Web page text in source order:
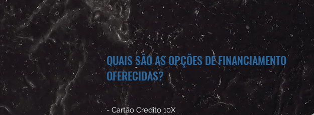
QUAIS SÃO AS OPÇÕES DE FINANCIAMENTO
OFERECIDAS?
- Cartão Credito 10X